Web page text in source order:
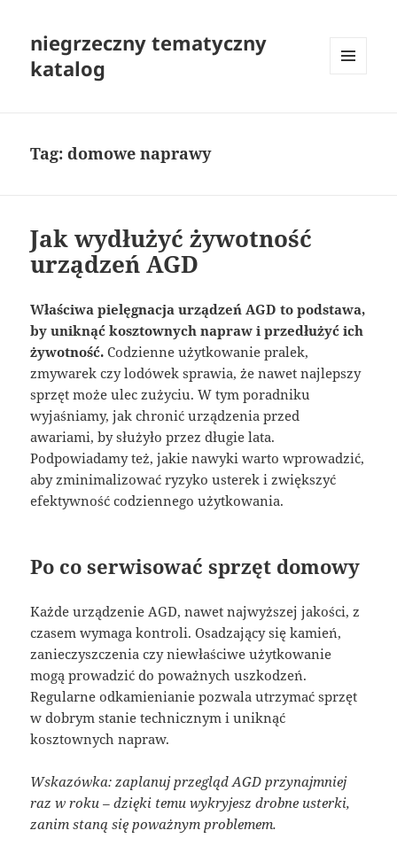
niegrzeczny tematyczny
katalog
Tag:domowe naprawy
Jak wydłużyć żywotność
urządzeń AGD
Właściwa pielęgnacja urządzeń AGD to podstawa,
by uniknąć kosztownych napraw i przedłużyć ich
żywotność. Codzienne użytkowanie pralek,
zmywarek czy lodówek sprawia, że nawet najlepszy
sprzęt może ulec zużyciu. W tym poradniku
wyjaśniamy, jak chronić urządzenia przed
awariami, by służyło przez długie lata.
Podpowiadamy też, jakie nawyki warto wprowadzić,
aby zminimalizować ryzyko usterek i zwiększyć
efektywność codziennego użytkowania.
Po co serwisować sprzęt domowy
Każde urządzenie AGD, nawet najwyższej jakości, z
czasem wymaga kontroli. Osadzający się kamień,
zanieczyszczenia czy niewłaściwe użytkowanie
mogą prowadzić do poważnych uszkodzeń.
Regularne odkamienianie pozwala utrzymać sprzęt
w dobrym stanie technicznym i uniknąć
kosztownych napraw.
Wskazówka: zaplanuj przegląd AGD przynajmniej
raz w roku – dzięki temu wykryjesz drobne usterki,
zanim staną się poważnym problemem.